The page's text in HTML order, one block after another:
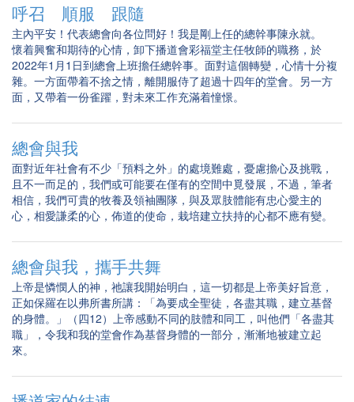
呼召 順服 跟隨
主內平安！代表總會向各位問好！我是剛上任的總幹事陳永就。
懷着興奮和期待的心情，卸下播道會彩福堂主任牧師的職務，於
2022年1月1日到總會上班擔任總幹事。面對這個轉變，心情十分複
雜。一方面帶着不捨之情，離開服侍了超過十四年的堂會。另一方
面，又帶着一份雀躍，對未來工作充滿着憧憬。
總會與我
面對近年社會有不少「預料之外」的處境難處，憂慮擔心及挑戰，
且不一而足的，我們或可能要在僅有的空間中覓發展，不過，筆者
相信，我們可貴的牧養及領袖團隊，與及眾肢體能有忠心愛主的
心，相愛謙柔的心，佈道的使命，栽培建立扶持的心都不應有變。
總會與我，攜手共舞
上帝是憐憫人的神，祂讓我開始明白，這一切都是上帝美好旨意，
正如保羅在以弗所書所講：「為要成全聖徒，各盡其職，建立基督
的身體。」（四12）上帝感動不同的肢體和同工，叫他們「各盡其
職」，令我和我的堂會作為基督身體的一部分，漸漸地被建立起
來。